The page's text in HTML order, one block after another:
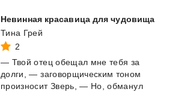
Невинная красавица для чудовища
Тина Грей
2
— Твой отец обещал мне тебя за
долги, — заговорщическим тоном
произносит Зверь, — Но, обманул